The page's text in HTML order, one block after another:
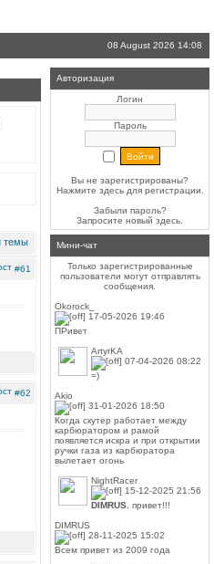
08 August 2026 14:08
темы
#61
#62
Авторизация
Логин
Пароль
Вы не зарегистрированы?
Нажмите здесьдля регистрации.
Забыли пароль?
Запросите новый здесь.
Мини-чат
Только зарегистрированные
пользователи могут отправлять
сообщения.
Okorock_
17-05-2026 19:46
ПРивет
ArtyrKA
07-04-2026 08:22
=)
Akio
31-01-2026 18:50
Когда скутер работает между
карбюратором и рамой
появляется искра и при открытии
ручки газа из карбюратора
вылетает огонь
NightRacer
15-12-2025 21:56
DIMRUS , привет!!!
DIMRUS
28-11-2025 15:02
Всем привет из 2009 года